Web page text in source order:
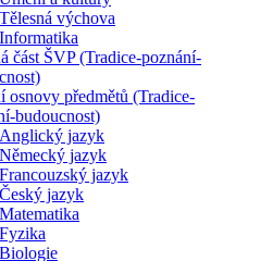
Tělesná výchova
Informatika
část ŠVP (Tradice-poznání-
osnovy předmětů (Tradice-
budoucnost)
Anglický jazyk
Německý jazyk
Francouzský jazyk
Český jazyk
Matematika
Fyzika
Biologie